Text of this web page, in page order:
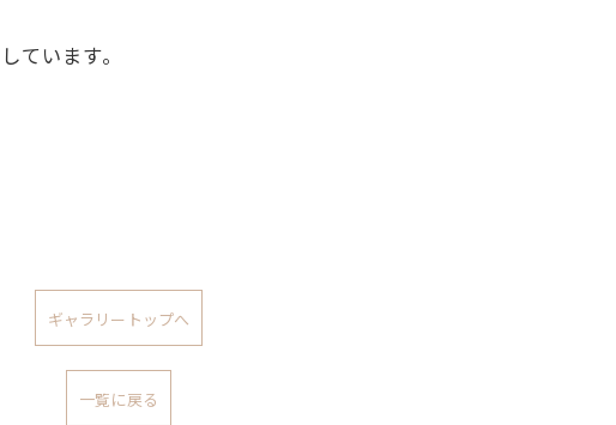
ています。
ギャラリートップへ
一覧に戻る